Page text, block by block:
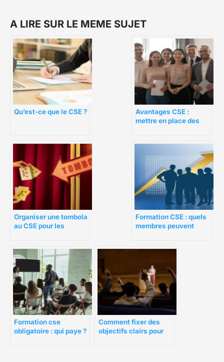
A LIRE SUR LE MEME SUJET
Qu’est-ce que le CSE ?
Avantages CSE :
mettre en place des
Organiser une tombola
au CSE pour les
Formation CSE : quels
membres peuvent
Formation cse
obligatoire : qui paye ?
Comment fixer des
objectifs clairs pour